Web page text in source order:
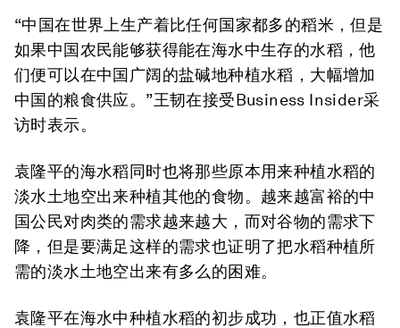
“中国在世界上生产着比任何国家都多的稻米，但是
如果中国农民能够获得能在海水中生存的水稻，他
们便可以在中国广阔的盐碱地种植水稻，大幅增加
中国的粮食供应。”王韧在接受Business Insider采
访时表示。
袁隆平的海水稻同时也将那些原本用来种植水稻的
淡水土地空出来种植其他的食物。越来越富裕的中
国公民对肉类的需求越来越大，而对谷物的需求下
降，但是要满足这样的需求也证明了把水稻种植所
需的淡水土地空出来有多么的困难。
袁隆平在海水中种植水稻的初步成功，也正值水稻